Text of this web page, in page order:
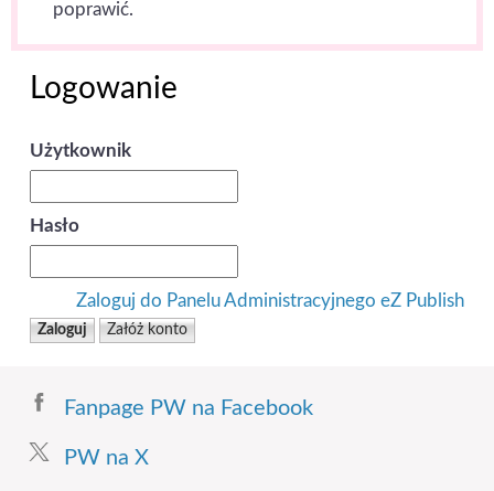
poprawić.
Logowanie
Użytkownik
Hasło
Zaloguj do Panelu Administracyjnego eZ Publish
Fanpage PW na Facebook
PW na X